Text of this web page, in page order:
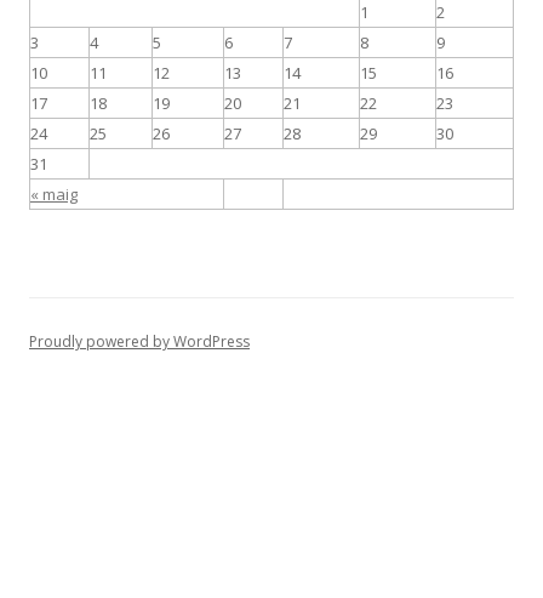
« maig
1
2
3
4 5 6 7 8
9
10
11 12 13 14 15
16
17
18 19 20 21 22
23
24
25 26 27 28 29
30
31
Proudly powered by WordPress